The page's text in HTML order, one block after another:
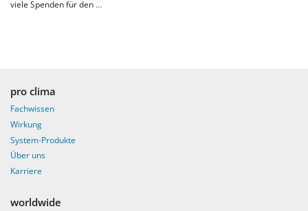
viele Spenden für den …
pro clima
Fachwissen
Wirkung
System-Produkte
Über uns
Karriere
worldwide